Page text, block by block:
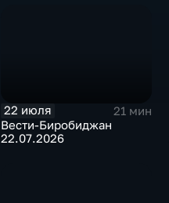
22 июля
21 мин
Вести-Биробиджан
22.07.2026